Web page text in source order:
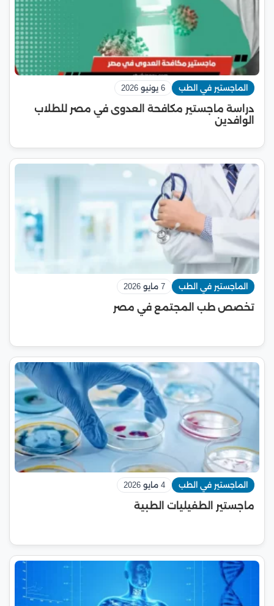
الماجستير في الطب 6 يونيو 2026
دراسة ماجستير مكافحة العدوى في مصر للطلاب
الوافدين
الماجستير في الطب 7 مايو 2026
تخصص طب المجتمع في مصر
الماجستير في الطب 4 مايو 2026
ماجستير الطفيليات الطبية